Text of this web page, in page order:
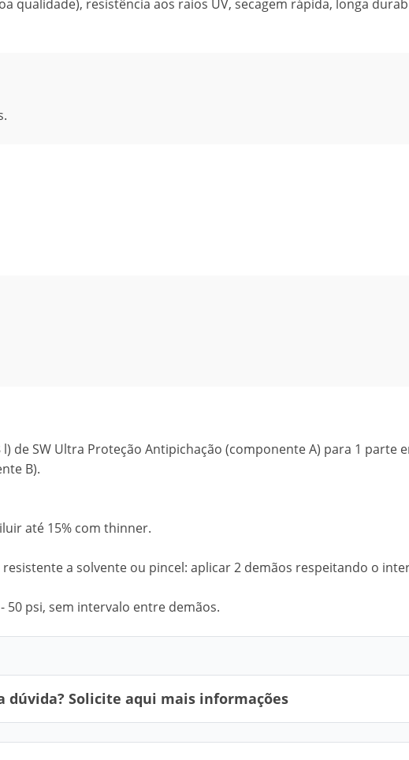
qualidade), resistência aos raios UV, secagem rápida, longa
de SW Ultra Proteção Antipichação (componente A) para 1 parte
B).
até 15% com thinner.
a solvente ou pincel: aplicar 2 demãos respeitando o
50 psi, sem intervalo entre demãos.
dúvida? Solicite aqui mais informações